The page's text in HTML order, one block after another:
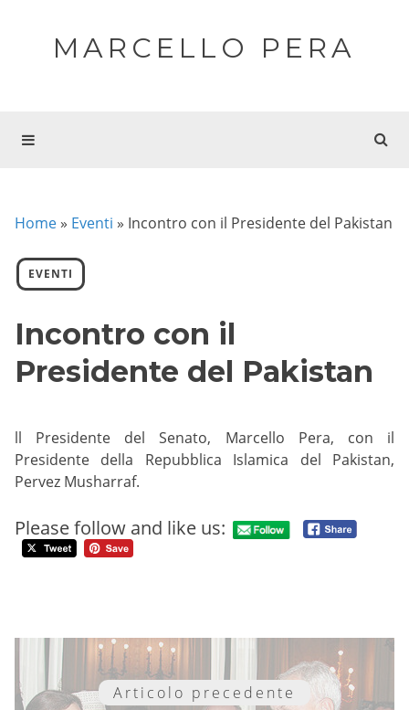
MARCELLO PERA
Home » Eventi » Incontro con il Presidente del Pakistan
EVENTI
Incontro con il
Presidente del Pakistan
ll Presidente del Senato, Marcello Pera, con il
Presidente della Repubblica Islamica del Pakistan,
Pervez Musharraf.
Please follow and like us:
Articolo precedente